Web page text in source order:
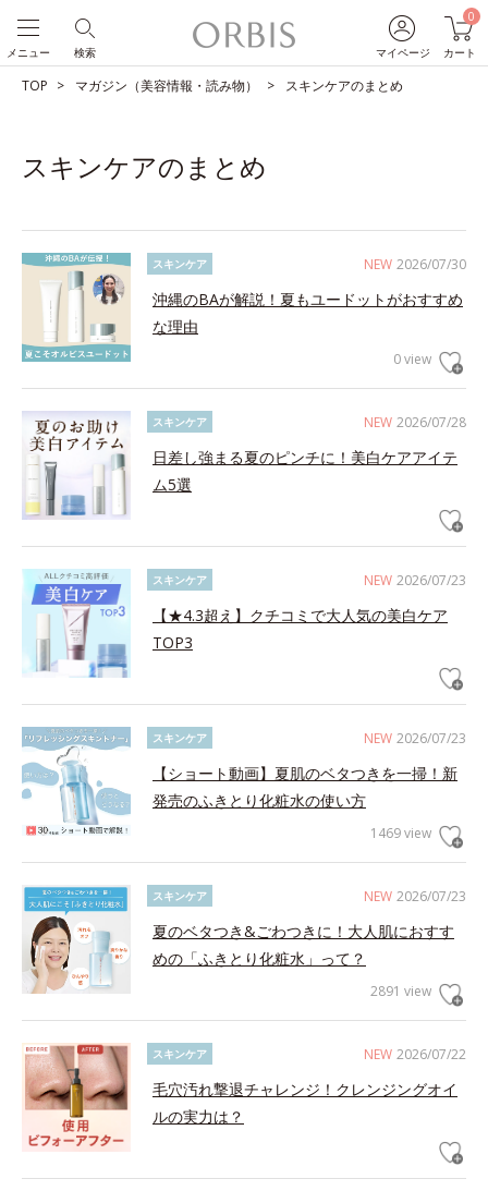
マイページ
0
カート
検索
メニュー
TOP マガジン（美容情報・読み物） スキンケアのまとめ
スキンケアのまとめ
NEW 2026/07/30
スキンケア
沖縄のBAが解説！夏もユードットがおすすめ
な理由
0 view
NEW 2026/07/28
スキンケア
日差し強まる夏のピンチに！美白ケアアイテ
ム5選
NEW 2026/07/23
スキンケア
【★4.3超え】クチコミで大人気の美白ケア
TOP3
NEW 2026/07/23
スキンケア
【ショート動画】夏肌のベタつきを一掃！新
発売のふきとり化粧水の使い方
1469 view
NEW 2026/07/23
スキンケア
夏のベタつき&ごわつきに！大人肌におすす
めの「ふきとり化粧水」って？
2891 view
NEW 2026/07/22
スキンケア
毛穴汚れ撃退チャレンジ！クレンジングオイ
ルの実力は？